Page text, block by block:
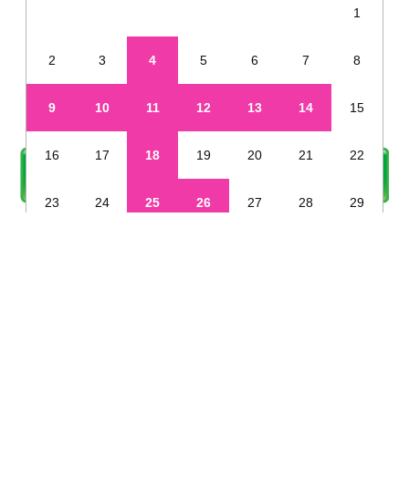
1
2 3 4 5 6 7 8
9 10 11 12 13 14 15
16 17 18 19 20 21 22
23 24 25 26 27 28 29